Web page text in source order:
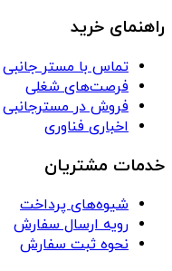
راهنمای خرید
تماس با مستر جانبی
فرصت‌های شغلی
فروش در مسترجانبی
اخباری فناوری
خدمات مشتریان
شیوه‌های پرداخت
رویه ارسال سفارش
نحوه ثبت سفارش